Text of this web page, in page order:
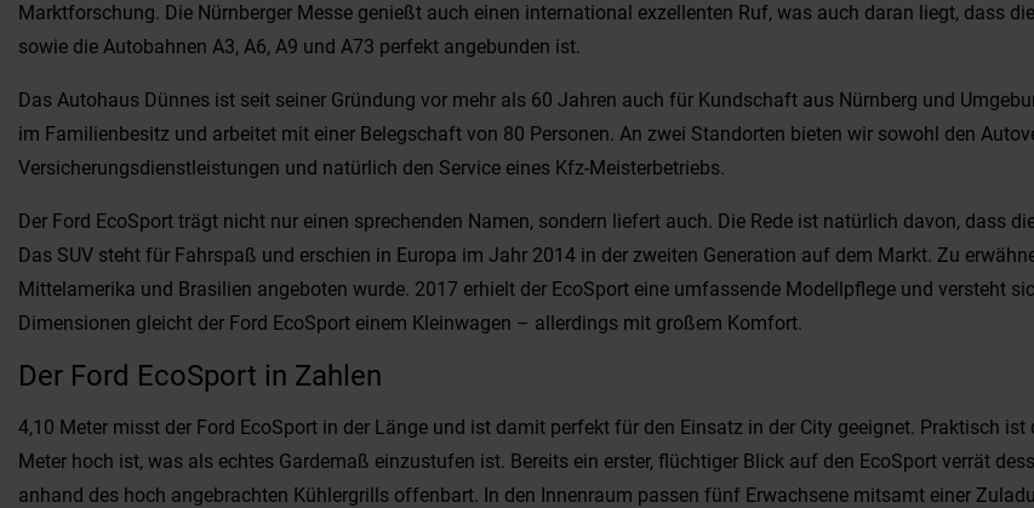
Marktforschung. Die Nürnberger Messe genießt auch einen international exzellenten Ruf, was auch daran liegt, dass
sowie die Autobahnen A3, A6, A9 und A73 perfekt angebunden ist.
Das Autohaus Dünnes ist seit seiner Gründung vor mehr als 60 Jahren auch für Kundschaft aus Nürnberg und
im Familienbesitz und arbeitet mit einer Belegschaft von 80 Personen. An zwei Standorten bieten wir sowohl den
Versicherungsdienstleistungen und natürlich den Service eines Kfz-Meisterbetriebs.
Der Ford EcoSport trägt nicht nur einen sprechenden Namen, sondern liefert auch. Die Rede ist natürlich davon, dass
Das SUV steht für Fahrspaß und erschien in Europa im Jahr 2014 in der zweiten Generation auf dem Markt. Zu
Mittelamerika und Brasilien angeboten wurde. 2017 erhielt der EcoSport eine umfassende Modellpflege und versteht
Dimensionen gleicht der Ford EcoSport einem Kleinwagen – allerdings mit großem Komfort.
Der Ford EcoSport in Zahlen
4,10 Meter misst der Ford EcoSport in der Länge und ist damit perfekt für den Einsatz in der City geeignet. Praktisch
Meter hoch ist, was als echtes Gardemaß einzustufen ist. Bereits ein erster, flüchtiger Blick auf den EcoSport verrät
anhand des hoch angebrachten Kühlergrills offenbart. In den Innenraum passen fünf Erwachsene mitsamt einer